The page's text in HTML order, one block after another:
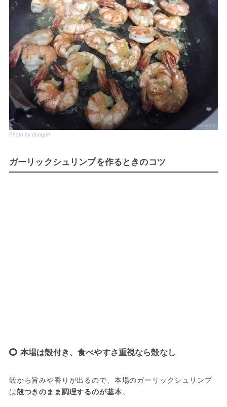
Photo by donguri
ガーリックシュリンプを作るときのコツ
本場は殻付き、食べやすさ重視なら殻なし
殻から旨みや香りが出るので、本場のガーリックシュリンプ
は殻つきのまま調理するのが基本。